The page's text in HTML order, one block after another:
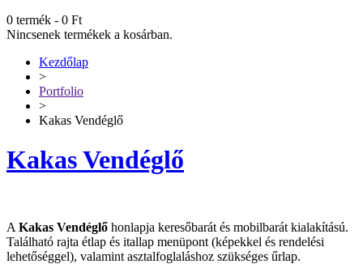
0 termék - 0 Ft
Nincsenek termékek a kosárban.
Kezdőlap
>
Portfolio
>
Kakas Vendéglő
Kakas Vendéglő
A Kakas Vendéglő honlapja keresőbarát és mobilbarát kialakítású.
Található rajta étlap és itallap menüpont (képekkel és rendelési
lehetőséggel), valamint asztalfoglaláshoz szükséges űrlap.